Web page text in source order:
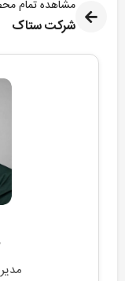
مشاهده تمام
شرکت ستاک